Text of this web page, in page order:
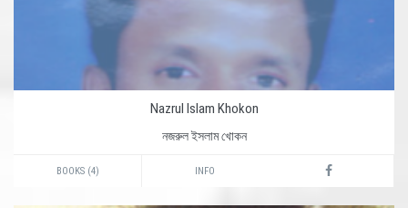
Nazrul Islam Khokon
নজরুল ইসলাম খোকন
BOOKS (4) INFO